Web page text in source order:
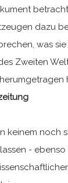
dazu
was
Zweiten
keinem noch
-